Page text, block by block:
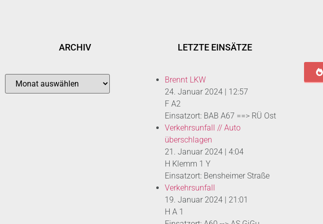
ARCHIV LETZTE EINSÄTZE
Brennt LKW
24. Januar 2024 | 12:57
F A2
Einsatzort: BAB A67 ==> RÜ Ost
Verkehrsunfall // Auto
überschlagen
21. Januar 2024 | 4:04
H Klemm 1 Y
Einsatzort: Bensheimer Straße
Verkehrsunfall
19. Januar 2024 | 21:01
H A 1